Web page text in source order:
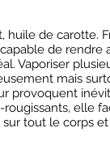
huile de carotte.
de rendre
Vaporiser
mais
provoquent
elle
tout le corps